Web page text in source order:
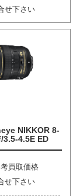
せ下さい
NIKKOR 8-
3.5-4.5E ED
買取価格
せ下さい